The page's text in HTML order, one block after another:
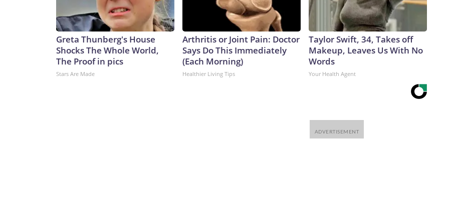
impulsa las fricciones actuales puede ser la forma en que ambas partes interpretan ese término.Para
Washington, esto parece entenderse como un acuerdo para que ambas partes continúen comunicándose y
gestionando las tensiones. Para Beijing, se interpreta más como un acuerdo para no “excederse” en el uso de
restricciones basadas en la seguridad nacional, como a través de más controles a la exportación de
tecnología o prohibiciones de importación, según observadores.Sin embargo, ninguna de las partes se hace
ilusiones sobre la naturaleza de la competencia duradera.“Tanto China como Estados Unidos son realistas,
añadió.Con más de un mes por delante hasta que Trump se reúna con Xi, cualquier cambio en el tono de la
relación entre Estados Unidos y China podría influir no solo en si el viaje se lleva a cabo, sino también en su
Greta Thunberg's House
Shocks The Whole World,
The Proof in pics
Stars Are Made
Arthritis or Joint Pain: Doctor
Says Do This Immediately
(Each Morning)
Healthier Living Tips
Taylor Swift, 34, Takes off
Makeup, Leaves Us With No
Words
Your Health Agent